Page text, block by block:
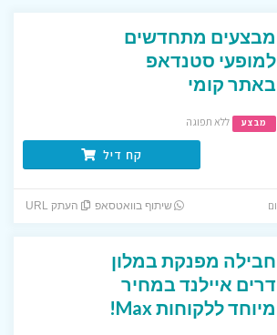
מבצעים מתחדשים
למופעי סטנדאפ
באתר קומי
מבצע ללא תפוגה
קח דיל
שיתוף בוואטסאפ העתק URL
חבילה מפנקת במלון
דרים איילנד במחיר
מיוחד ללקוחות Max!